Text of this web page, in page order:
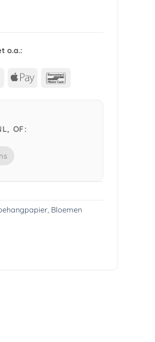
o.a.:
MasterCard
Apple
OF:
, Bloemen